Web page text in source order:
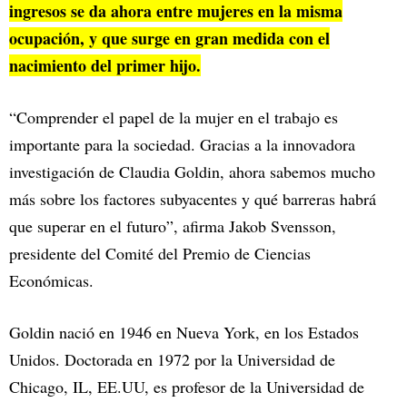
ingresos se da ahora entre mujeres en la misma
ocupación, y que surge en gran medida con el
nacimiento del primer hijo.
“Comprender el papel de la mujer en el trabajo es
importante para la sociedad. Gracias a la innovadora
investigación de Claudia Goldin, ahora sabemos mucho
más sobre los factores subyacentes y qué barreras habrá
que superar en el futuro”, afirma Jakob Svensson,
presidente del Comité del Premio de Ciencias
Económicas.
Goldin nació en 1946 en Nueva York, en los Estados
Unidos. Doctorada en 1972 por la Universidad de
Chicago, IL, EE.UU, es profesor de la Universidad de